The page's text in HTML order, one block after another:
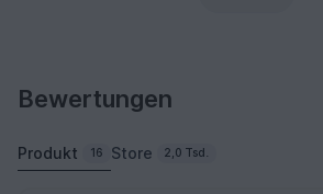
Bewertungen
Produkt 16 Store 2,0 Tsd.